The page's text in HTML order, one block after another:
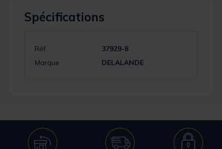
Spécifications
Réf.
37929-8
Marque
DELALANDE